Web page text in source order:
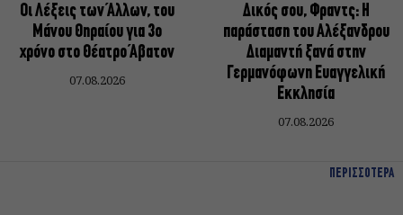
Οι Λέξεις των Άλλων, του
Μάνου Θηραίου για 3ο
χρόνο στο Θέατρο Άβατον
07.08.2026
Δικός σου, Φραντς: Η
παράσταση του Αλέξανδρου
Διαμαντή ξανά στην
Γερμανόφωνη Ευαγγελική
Εκκλησία
07.08.2026
ΠΕΡΙΣΣΟΤΕΡΑ